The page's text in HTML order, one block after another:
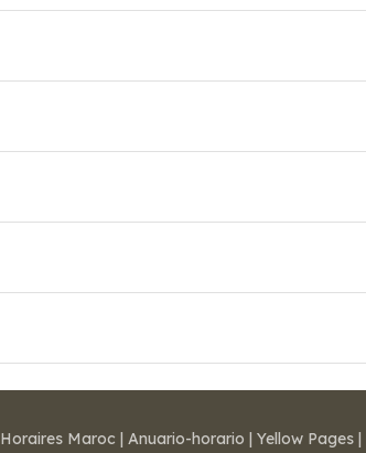
Horaires Maroc | Anuario-horario | Yellow Pages |